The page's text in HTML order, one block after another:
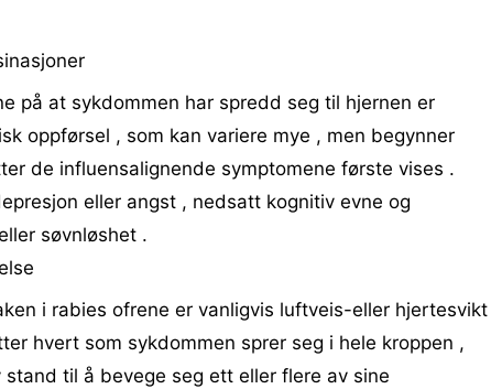
på at sykdommen har spredd seg til hjernen er
oppførsel , som kan variere mye , men begynner
de influensalignende symptomene første vises .
eller angst , nedsatt kognitiv evne og
søvnløshet .
i rabies ofrene er vanligvis luftveis-eller hjertesvikt
hvert som sykdommen sprer seg i hele kroppen ,
til å bevege seg ett eller flere av sine